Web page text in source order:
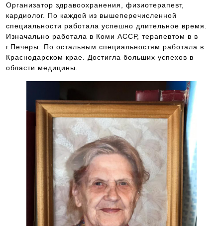
Организатор здравоохранения, физиотерапевт,
кардиолог. По каждой из вышеперечисленной
специальности работала успешно длительное время.
Изначально работала в Коми АССР, терапевтом в в
г.Печеры. По остальным специальностям работала в
Краснодарском крае. Достигла больших успехов в
области медицины.